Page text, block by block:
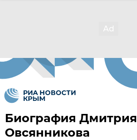
Биография Дмитрия
Овсянникова